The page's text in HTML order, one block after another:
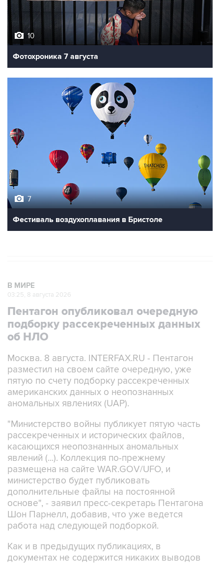
10
Фотохроника 7 августа
7
Фестиваль воздухоплавания в Бристоле
В МИРЕ
03:25, 8 августа 2026
Пентагон опубликовал очередную
подборку рассекреченных данных
об НЛО
Москва. 8 августа. INTERFAX.RU - Пентагон
разместил на своем сайте очередную, уже
пятую по счету подборку рассекреченных
американских данных о неопознанных
аномальных явлениях (UAP).
"Министерство войны публикует пятую часть
рассекреченных и исторических файлов,
касающихся неопознанных аномальных
явлений (...). Коллекция по-прежнему
размещена на сайте WAR.GOV/UFO, и
министерство будет публиковать
дополнительные файлы на постоянной
основе", - заявил пресс-секретарь Пентагона
Шон Парнелл, добавив, что уже ведется
работа над следующей подборкой.
Как и в предыдущих публикациях, в
документах не содержится никаких выводов